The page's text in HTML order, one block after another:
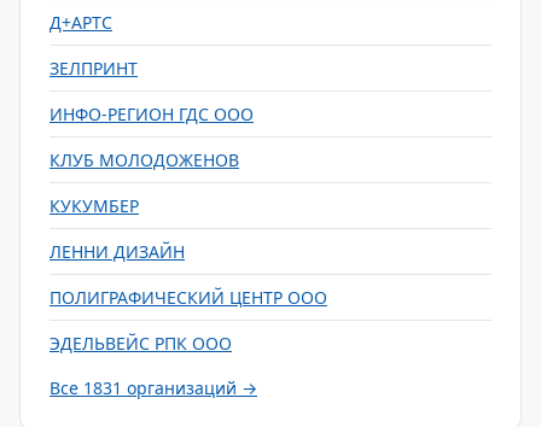
Д+АРТС
ЗЕЛПРИНТ
ИНФО-РЕГИОН ГДС ООО
КЛУБ МОЛОДОЖЕНОВ
КУКУМБЕР
ЛЕННИ ДИЗАЙН
ПОЛИГРАФИЧЕСКИЙ ЦЕНТР ООО
ЭДЕЛЬВЕЙС РПК ООО
Все 1831 организаций →